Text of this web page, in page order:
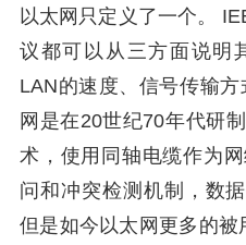
以太网只定义了一个。
议都可以从三方面说明
LAN的速度、信号传输
网是在20世纪70年代研
术，使用同轴电缆作为
问和冲突检测机制，数
但是如今以太网更多的被